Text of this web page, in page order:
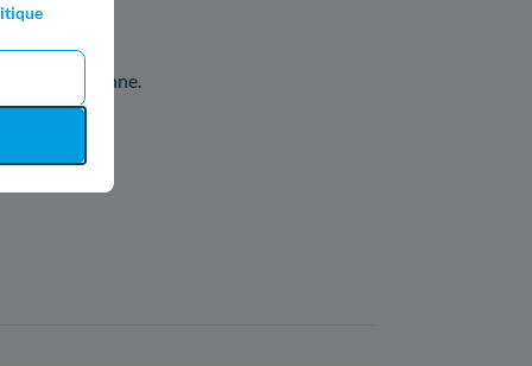
gaz.
de Craponne.